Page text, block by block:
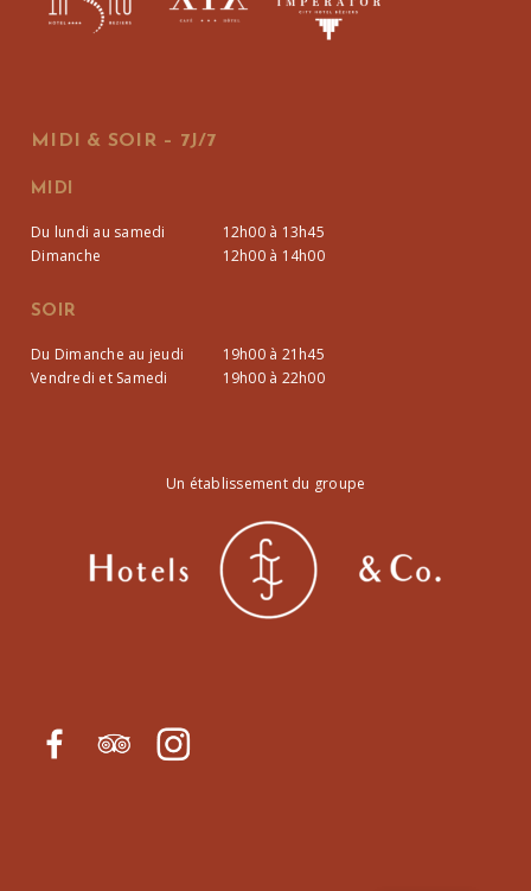
MIDI & SOIR – 7J/7
MIDI
Du lundi au samedi
12h00 à 13h45
Dimanche
12h00 à 14h00
SOIR
Du Dimanche au jeudi
19h00 à 21h45
Vendredi et Samedi
19h00 à 22h00
Un établissement du groupe